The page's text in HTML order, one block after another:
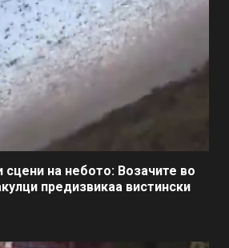
на небото: Возачите во
предизвикаа вистински